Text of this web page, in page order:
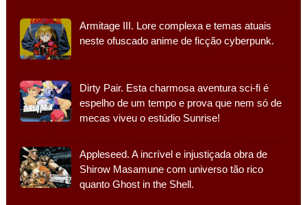
Armitage III. Lore complexa e temas atuais
neste ofuscado anime de ficção cyberpunk.
Dirty Pair. Esta charmosa aventura sci-fi é
espelho de um tempo e prova que nem só de
mecas viveu o estúdio Sunrise!
Appleseed. A incrível e injustiçada obra de
Shirow Masamune com universo tão rico
quanto Ghost in the Shell.